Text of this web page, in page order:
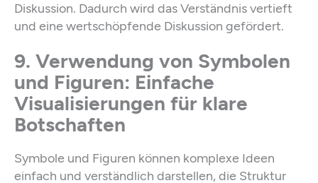
Diskussion. Dadurch wird das Verständnis vertieft
und eine wertschöpfende Diskussion gefördert.
9. Verwendung von Symbolen
und Figuren: Einfache
Visualisierungen für klare
Botschaften
Symbole und Figuren können komplexe Ideen
einfach und verständlich darstellen, die Struktur